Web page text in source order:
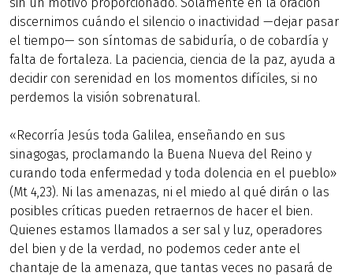
discernimos cuándo el silencio o inactividad —dejar pasar
el tiempo— son síntomas de sabiduría, o de cobardía y
falta de fortaleza. La paciencia, ciencia de la paz, ayuda a
decidir con serenidad en los momentos difíciles, si no
perdemos la visión sobrenatural.
«Recorría Jesús toda Galilea, enseñando en sus
sinagogas, proclamando la Buena Nueva del Reino y
curando toda enfermedad y toda dolencia en el pueblo»
(Mt 4,23). Ni las amenazas, ni el miedo al qué dirán o las
posibles críticas pueden retraernos de hacer el bien.
Quienes estamos llamados a ser sal y luz, operadores
del bien y de la verdad, no podemos ceder ante el
chantaje de la amenaza, que tantas veces no pasará de